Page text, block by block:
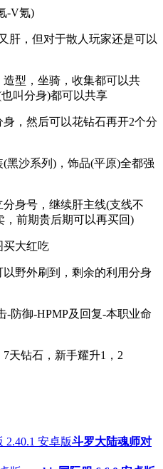
-V氪)
肝，但对于散人玩家还是可以
型，坐骑，收集都可以共
叫分身)都可以共享
，然后可以花钻石再开2个分
黑沙系列)，饰品(平原)全都强
身号，继续肝主线(支线不
，前期贵后期可以再买回)
买大红吃
野外刷到，剩余的利用分身
-防御-HPMP及回复-本职业命
天钻石，新手耀升1，2
斗罗大陆魂师对